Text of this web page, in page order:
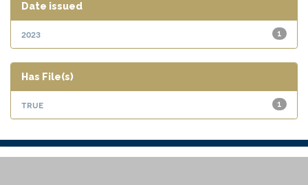
Date issued
1
2023
Has File(s)
1
true